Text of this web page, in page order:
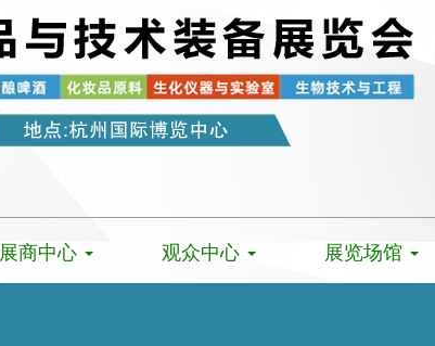
展商中心 观众中心 展览场馆